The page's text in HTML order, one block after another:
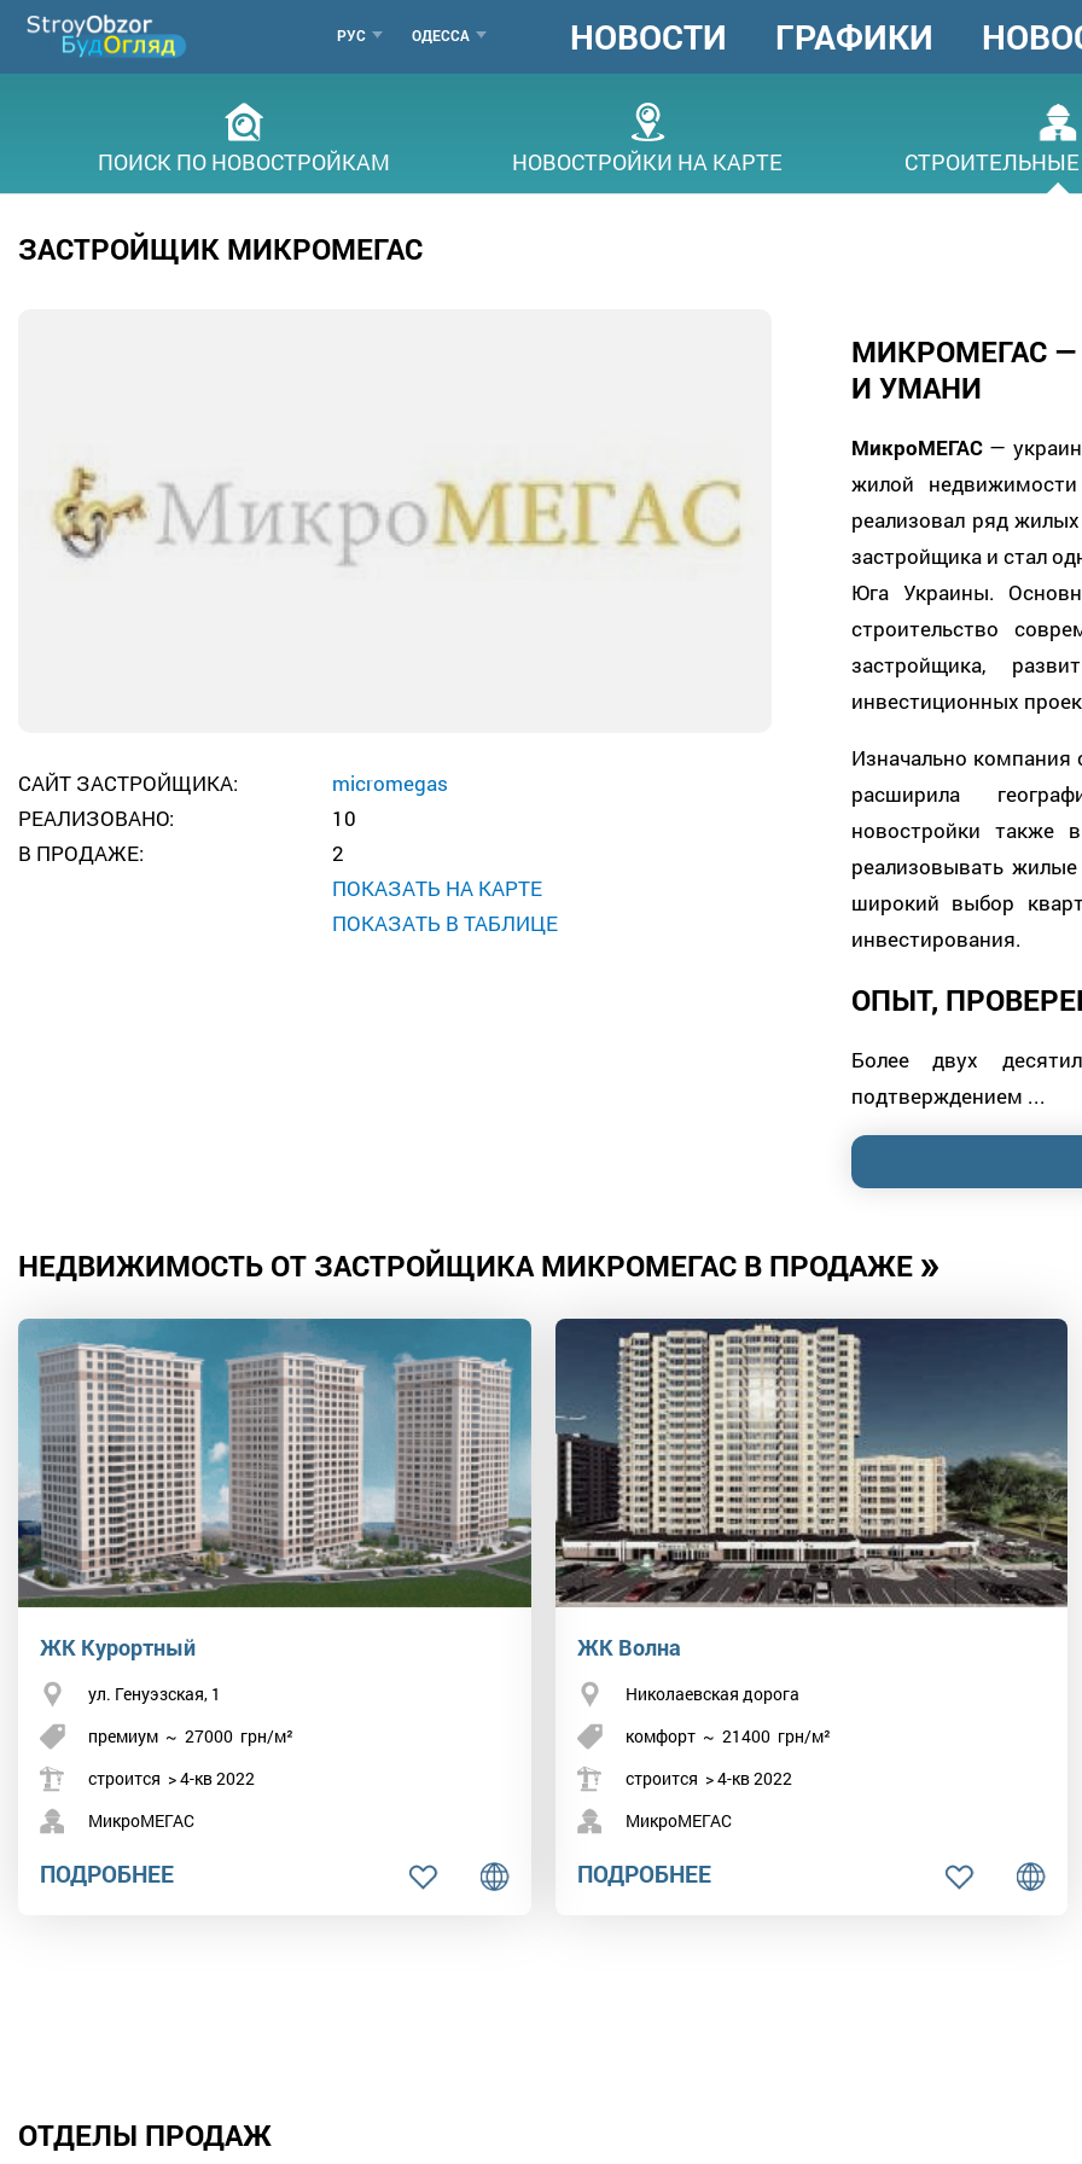
Перейти
основному
РУС
МЕНЮ
ГОРОДОВ
ОДЕССА
ГОЛОВНЕ
МЕНЮ
НОВОСТИ ГРАФИКИ
ПОИСК ПО НОВОСТРОЙКАМ НОВОСТРОЙКИ НА КАРТЕ
ЗАСТРОЙЩИК МИКРОМЕГАС
САЙТ ЗАСТРОЙЩИКА:
micromegas
РЕАЛИЗОВАНО:
10
В ПРОДАЖЕ:
2
ПОКАЗАТЬ НА КАРТЕ
ПОКАЗАТЬ В ТАБЛИЦЕ
МИКРОМЕГАС
И УМАНИ
МикроМЕГАС —
жилой
реализовал ряд
застройщика и стал
Юга Украины.
строительство
застройщика,
инвестиционных
Изначально компания
расширила
новостройки также
реализовывать
широкий выбор
инвестирования.
ОПЫТ,
Более двух
подтверждением ...
НЕДВИЖИМОСТЬ ОТ ЗАСТРОЙЩИКА МИКРОМЕГАС В ПРОДАЖЕ »
ЖК Курортный
ул. Генуэзская, 1
премиум ~ 27000 грн/м²
строится > 4-кв 2022
МикроМЕГАС
ПОДРОБНЕЕ
ЖК Волна
Николаевская дорога
комфорт~ 21400грн/м²
строится > 4-кв 2022
МикроМЕГАС
ПОДРОБНЕЕ
ОТДЕЛЫ ПРОДАЖ